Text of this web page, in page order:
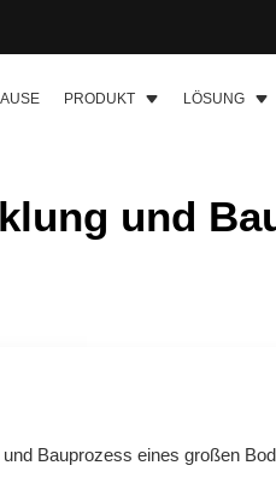
PRODUKT LÖSUNG
und
Bauprozess eines großen